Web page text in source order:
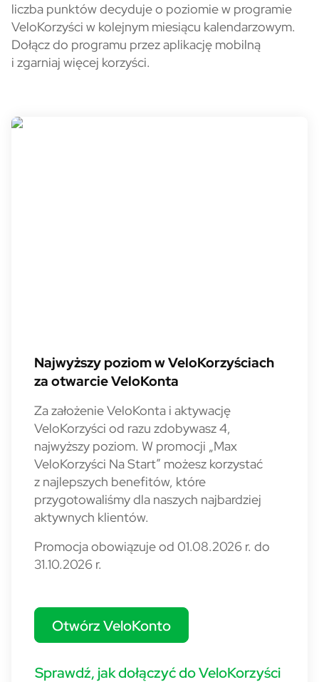
liczba punktów decyduje o poziomie w programie
VeloKorzyści w kolejnym miesiącu kalendarzowym.
Dołącz do programu przez aplikację mobilną
i zgarniaj więcej korzyści.
Przystąp do VeloKorzyści i
Najwyższy poziom w VeloKorzyściach
za otwarcie VeloKonta
Za założenie VeloKonta i aktywację
VeloKorzyści od razu zdobywasz 4,
najwyższy poziom. W promocji „Max
VeloKorzyści Na Start” możesz korzystać
z najlepszych benefitów, które
przygotowaliśmy dla naszych najbardziej
aktywnych klientów.
Promocja obowiązuje od 01.08.2026 r. do
31.10.2026 r.
Otwórz VeloKonto
Sprawdź, jak dołączyć do VeloKorzyści